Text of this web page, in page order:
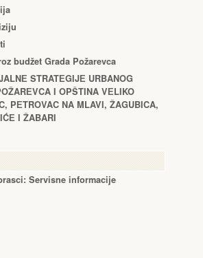
budžet Grada Požarevca
STRATЕGIJЕ URBANOG
I OPŠTINA VЕLIKO
PЕTROVAC NA MLAVI, ŽAGUBICA,
I ŽABARI
Servisne informacije